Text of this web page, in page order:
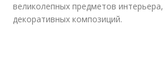
великолепных предметов
декоративных композиций.